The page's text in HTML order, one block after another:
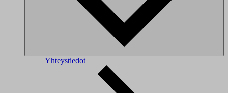
Yhteystiedot